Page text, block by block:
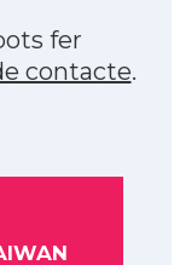
fer
contacte.